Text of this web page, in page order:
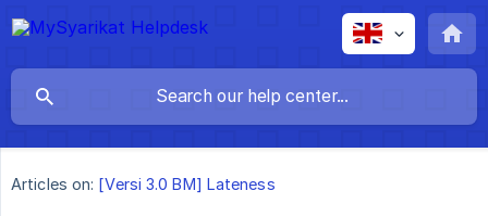
Articles on: [Versi 3.0 BM] Lateness